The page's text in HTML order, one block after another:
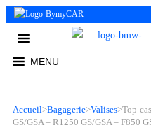
MENU
Accueil>Bagagerie>Valises>Top-
GS/GSA – R1250 GS/GSA – F850